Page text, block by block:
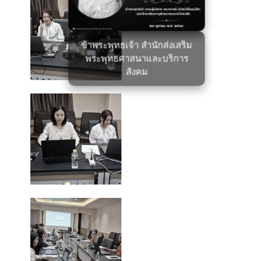
ข้าพระพุทธเจ้า สำนักส่งเสริม
พระพุทธศาสนาและบริการ
สังคม